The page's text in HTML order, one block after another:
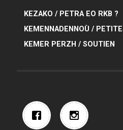
KEZAKO / PETRA EO RKB ?
KEMENNADENNOÙ /
KEMER PERZH / SOUTIEN